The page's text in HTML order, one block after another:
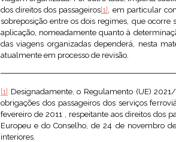
dos direitos dos passageiros[1] , em particular
sobreposição entre os dois regimes, que
aplicação, nomeadamente quanto à
das viagens organizadas dependerá, nesta
atualmente em processo de revisão.
[1] Designadamente, o Regulamento (UE)
obrigações dos passageiros dos serviços
fevereiro de 2011 , respeitante aos direitos dos
Europeu e do Conselho, de 24 de novembro
interiores.